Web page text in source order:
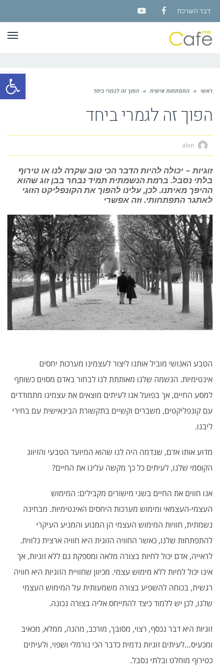
פתח
דבר העורכת
Facebook
YouTube
ראשי » התפתחות אישית » הפוך זה לגמרי ביחד
הפוך זה לגמרי ביחד
זוגיות – יכולה להיות הדבר הכי טוב שקרה לנו או טירוף
בלתי נסבל. ברמת הנשמתית תמיד נבחר בבן זוג שהוא
ההיפך מאיתנו. לכן, עלינו להפוך את הקונפליקט הזוגי
לאתגר התפתחותי. וזה אפשרי
הטבע האנושי מוביל אותנו ליצור לעצמינו מערכות יחסים
אינטימיות. הנשמה שלנו מאותתת לנו לבחור באדם מסוים כשותף
למסע החיים, אך בפועל אנו לעיתים מוצאים את עצמינו מתמודדים
עם קונפליקטים, משברים וקשיים בתקשורת הבינאישית עם בחירי
ליבנו.
מדוע אותו אדם, שנדמה היה לנו שהוא המיועד הטבעי והזיווג
הקוסמי שלנו, לעיתים כל כך מקשה עלינו את החיים?
אנו חווים את החיים בשני מישורים מקבילים: המימוש
העצמי-העצמאי ומימוש מערכות היחסים האינטימיות. מבחינה
נשמתית, חוויות המימוש העצמי הן המנוע והמניע העיקרי
להתפתחות שלנו, כאשר החוויה הזוגית היא חוויה ארצית נלווית.
לראייה, אדם יכול לחיות בצורה מלאה ומספקת גם ללא זוגיות, אך
אינו יכול לחיות ללא מימוש עצמי. מכיוון שחוויית הזוגיות היא חוויה
רגשית, בכוחה להשפיע בצורה משמעותית על המימוש העצמי
שלנו, לכן יש ללמוד כיצד להתייחס אליה בצורה נכונה.
זוגיות היא דבר נכסף, רצוי, מסובך, מורכב, מהנה, ממלא, מכאיב
ומכעיס…לעיתים זוגיות נדמית כדבר הכי נורמלי ושפוי, ולעיתים
כטירוף מוחלט ובלתי נסבל.